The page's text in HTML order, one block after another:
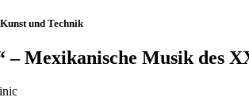
und Technik
– Mexikanische Musik des